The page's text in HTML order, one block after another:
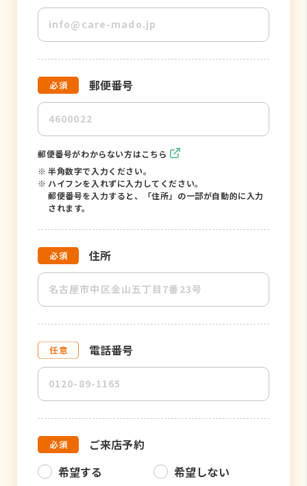
郵便番号
郵便番号がわからない方はこちら
※ 半角数字で入力ください。
※ ハイフンを入れずに入力してください。
郵便番号を入力すると、「住所」の一部が自動的に入力
されます。
住所
電話番号
ご来店予約
希望する
希望しない